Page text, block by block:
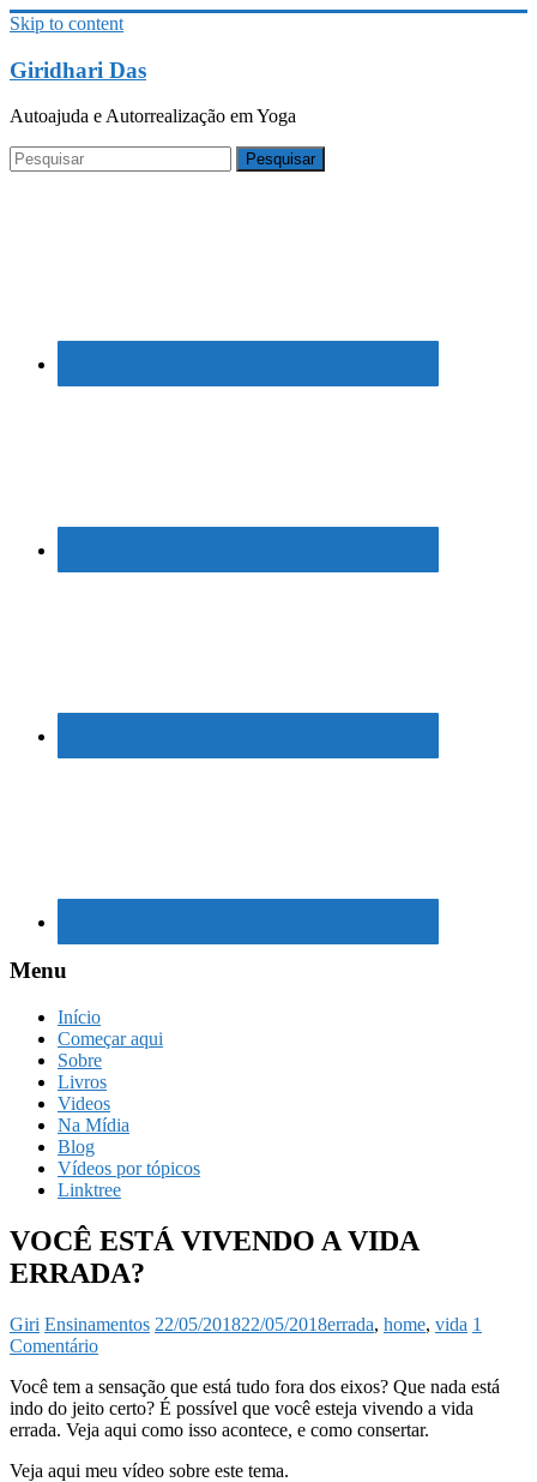
Skip to content
Giridhari Das
Autoajuda e Autorrealização em Yoga
Menu
Início
Começar aqui
Sobre
Livros
Videos
Na Mídia
Blog
Vídeos por tópicos
Linktree
VOCÊ ESTÁ VIVENDO A VIDA
ERRADA?
Giri Ensinamentos 22/05/201822/05/2018errada, home, vida 1
Comentário
Você tem a sensação que está tudo fora dos eixos? Que nada está
indo do jeito certo? É possível que você esteja vivendo a vida
errada. Veja aqui como isso acontece, e como consertar.
Veja aqui meu vídeo sobre este tema.